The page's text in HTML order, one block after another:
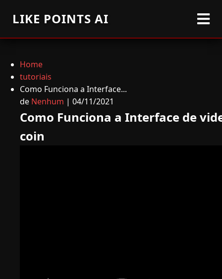
LIKE POINTS AI
Home
tutoriais
Como Funciona a Interface...
de Nenhum | 04/11/2021
Como Funciona a Interface de
coin